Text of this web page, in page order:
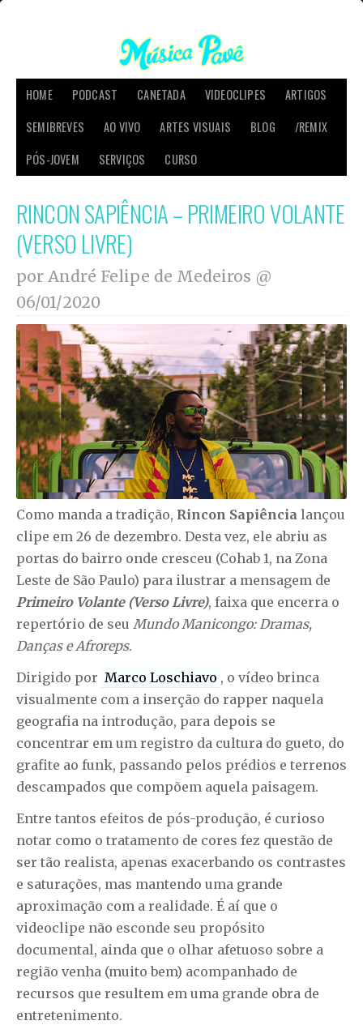
HOME PODCAST CANETADA VIDEOCLIPES
ARTIGOS
SEMIBREVES
AO VIVO ARTES VISUAIS BLOG
/REMIX
PÓS-JOVEM
SERVIÇOS CURSO
RINCON SAPIÊNCIA – PRIMEIRO VOLANTE
(VERSO LIVRE)
por André Felipe de Medeiros @
06/01/2020
Como manda a tradição, Rincon Sapiência lançou
clipe em 26 de dezembro. Desta vez, ele abriu as
portas do bairro onde cresceu (Cohab 1, na Zona
Leste de São Paulo) para ilustrar a mensagem de
Primeiro Volante (Verso Livre), faixa que encerra o
repertório de seu Mundo Manicongo: Dramas,
Danças e Afroreps.
Dirigido por Marco Loschiavo , o vídeo brinca
visualmente com a inserção do rapper naquela
geografia na introdução, para depois se
concentrar em um registro da cultura do gueto, do
grafite ao funk, passando pelos prédios e terrenos
descampados que compõem aquela paisagem.
Entre tantos efeitos de pós-produção, é curioso
notar como o tratamento de cores fez questão de
ser tão realista, apenas exacerbando os contrastes
e saturações, mas mantendo uma grande
aproximação com a realidade. É aí que o
videoclipe não esconde seu propósito
documental, ainda que o olhar afetuoso sobre a
região venha (muito bem) acompanhado de
recursos que resultem em uma grande obra de
entretenimento.